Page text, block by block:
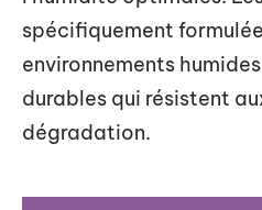
spécifiquement
environnements
durables qui résistent
dégradation.